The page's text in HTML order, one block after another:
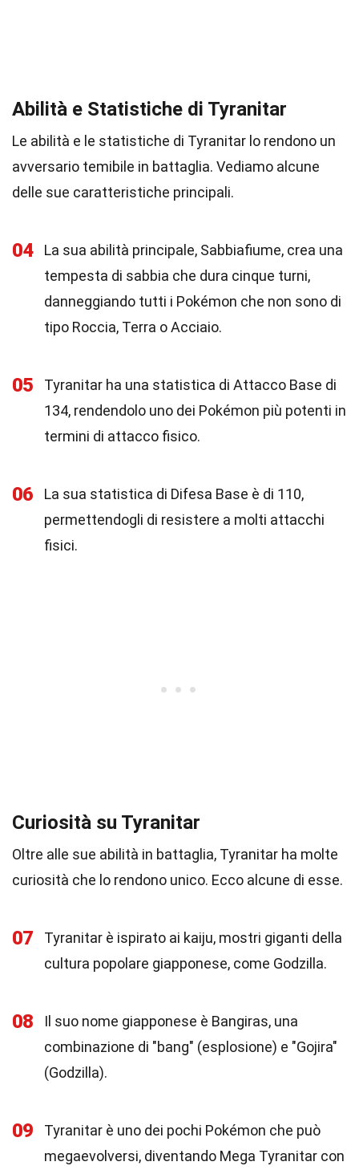
Abilità e Statistiche di Tyranitar
Le abilità e le statistiche di Tyranitar lo rendono un
avversario temibile in battaglia. Vediamo alcune
delle sue caratteristiche principali.
04
La sua abilità principale, Sabbiafiume, crea una
tempesta di sabbia che dura cinque turni,
danneggiando tutti i Pokémon che non sono di
tipo Roccia, Terra o Acciaio.
05
Tyranitar ha una statistica di Attacco Base di
134, rendendolo uno dei Pokémon più potenti in
termini di attacco fisico.
06
La sua statistica di Difesa Base è di 110,
permettendogli di resistere a molti attacchi
fisici.
Curiosità su Tyranitar
Oltre alle sue abilità in battaglia, Tyranitar ha molte
curiosità che lo rendono unico. Ecco alcune di esse.
07
Tyranitar è ispirato ai kaiju, mostri giganti della
cultura popolare giapponese, come Godzilla.
08
Il suo nome giapponese è Bangiras, una
combinazione di "bang" (esplosione) e "Gojira"
(Godzilla).
09
Tyranitar è uno dei pochi Pokémon che può
megaevolversi, diventando Mega Tyranitar con